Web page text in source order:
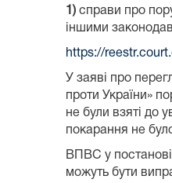
1) справи про
іншими
https://
У заяві про
проти України»
не були взяті до
покарання не
ВПВС у
можуть бути